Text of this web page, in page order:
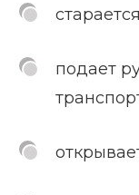
подает